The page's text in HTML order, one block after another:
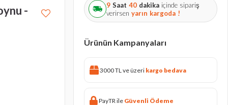
-
9 Saat 40 dakika içinde sipariş
verirsen yarın kargoda !
Ürünün Kampanyaları
3000 TL ve üzeri kargo bedava
PayTR ile Güvenli Ödeme